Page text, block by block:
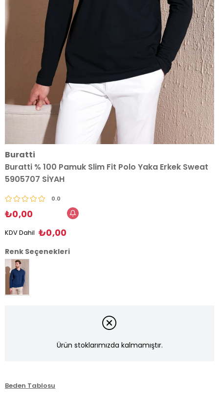
Buratti
Buratti % 100 Pamuk Slim Fit Polo Yaka Erkek Sweat
5905707 SİYAH
0.0
₺0,00
KDV Dahil ₺0,00
Renk Seçenekleri
Ürün stoklarımızda kalmamıştır.
Beden Tablosu